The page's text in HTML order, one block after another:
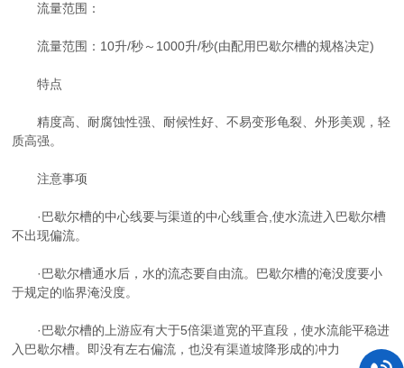
流量范围：
流量范围：10升/秒～1000升/秒(由配用巴歇尔槽的规格决定)
特点
精度高、耐腐蚀性强、耐候性好、不易变形龟裂、外形美观，轻
质高强。
注意事项
·巴歇尔槽的中心线要与渠道的中心线重合,使水流进入巴歇尔槽
不出现偏流。
·巴歇尔槽通水后，水的流态要自由流。巴歇尔槽的淹没度要小
于规定的临界淹没度。
·巴歇尔槽的上游应有大于5倍渠道宽的平直段，使水流能平稳进
入巴歇尔槽。即没有左右偏流，也没有渠道坡降形成的冲力